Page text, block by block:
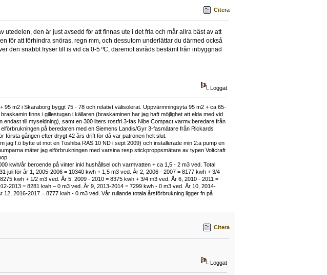
Citera
den är just avsedd för att finnas ute i det fria och mår allra bäst av att
för att förhindra snöras, regn mm, och dessutom underlättar du därmed också
den snabbt fryser till is vid ca 0-5 ºC, däremot avråds bestämt från inbyggnad
Loggat
95 m2 i Skaraborg byggt 75 - 78 och relativt välisolerat. Uppvärmningsyta 95 m2 + ca 65-
finns i gillestugan i källaren (braskaminen har jag haft möjlighet att elda med vid
till myseldning), samt en 300 liters rostfri 3-fas Nibe Compact varmv.beredare från
på beredaren med en Siemens Landis/Gyr 3-fasmätare från Rickards
första gången efter drygt 42 års drift för då var patronen helt slut.
jag f.ö bytte ut mot en Toshiba RAS 10 ND i sept 2009) och installerade min 2:a pump en
mäter jag elförbrukningen med varsina resp stickproppsmätare av typen Voltcraft
kwh/år beroende på vinter inkl hushållsel och varmvatten + ca 1,5 - 2 m3 ved. Total
juli för år 1, 2005-2006 = 10340 kwh + 1,5 m3 ved. År 2, 2006 - 2007 = 8177 kwh + 3/4
kwh + 1/2 m3 ved. År 5, 2009 - 2010 = 8375 kwh + 3/4 m3 ved. År 6, 2010 - 2011 =
2013 = 8281 kwh – 0 m3 ved. År 9, 2013-2014 = 7299 kwh - 0 m3 ved. År 10, 2014-
2016-2017 = 8777 kwh - 0 m3 ved. Vår rullande totala årsförbrukning ligger fn på
Citera
Loggat